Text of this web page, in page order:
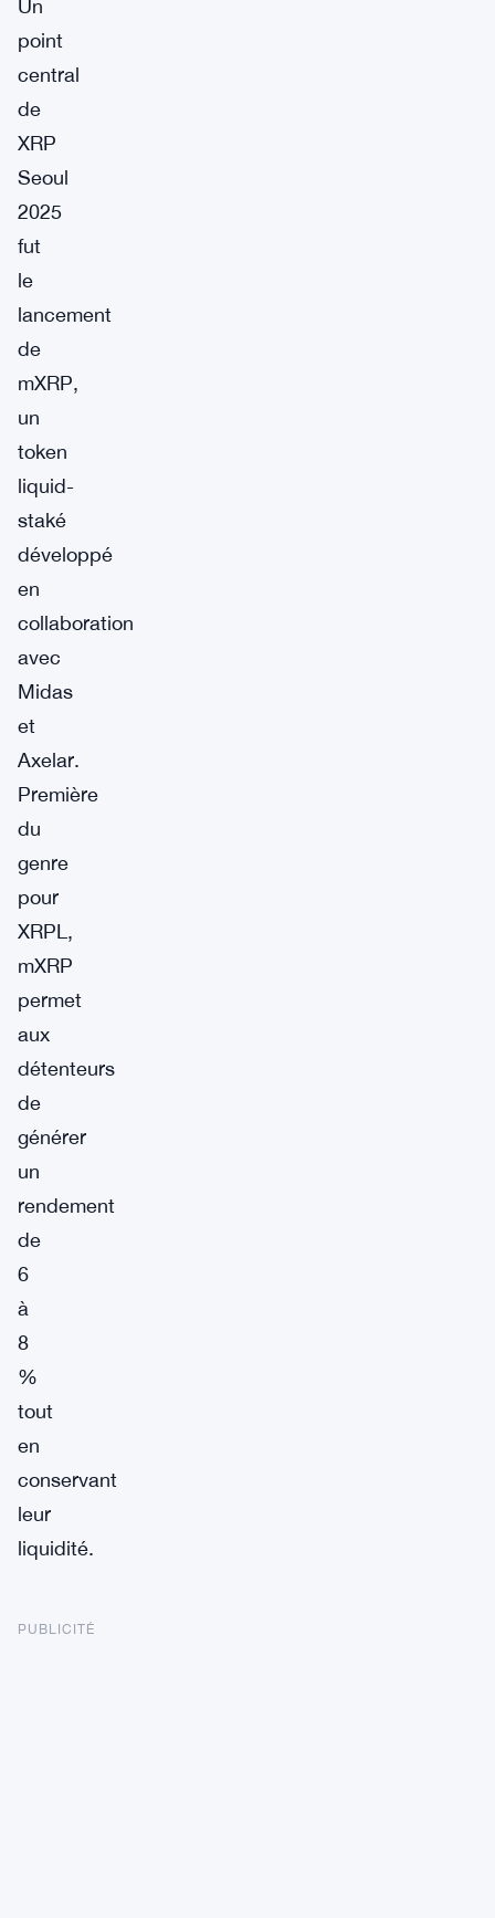
Un
point
central
de
XRP
Seoul
2025
fut
le
lancement
de
mXRP,
un
token
liquid-
staké
développé
en
collaboration
avec
Midas
et
Axelar.
Première
du
genre
pour
XRPL,
mXRP
permet
aux
détenteurs
de
générer
un
rendement
de
6
à
8
%
tout
en
conservant
leur
liquidité.
PUBLICITÉ